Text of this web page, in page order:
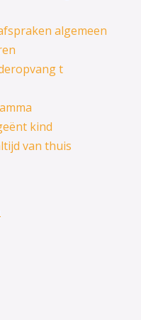
algemeen
t
kind
van thuis